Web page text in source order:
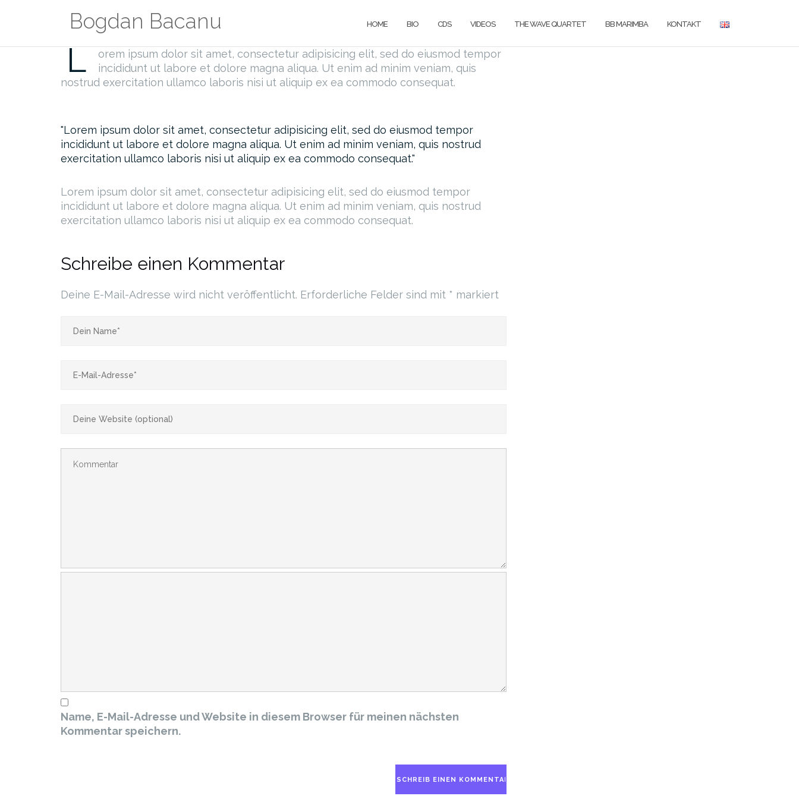
Bogdan Bacanu HOME BIO CDS VIDEOS THE WAVE QUARTET BB MARIMBA KONTAKT
UNCATEGORIZED
L
orem ipsum dolor sit amet, consectetur adipisicing elit, sed do eiusmod tempor
incididunt ut labore et dolore magna aliqua. Ut enim ad minim veniam, quis
nostrud exercitation ullamco laboris nisi ut aliquip ex ea commodo consequat.
Lorem ipsum dolor sit amet, consectetur adipisicing elit, sed do eiusmod tempor
incididunt ut labore et dolore magna aliqua. Ut enim ad minim veniam, quis nostrud
exercitation ullamco laboris nisi ut aliquip ex ea commodo consequat.
Lorem ipsum dolor sit amet, consectetur adipisicing elit, sed do eiusmod tempor
incididunt ut labore et dolore magna aliqua. Ut enim ad minim veniam, quis nostrud
exercitation ullamco laboris nisi ut aliquip ex ea commodo consequat.
Schreibe einen Kommentar
Deine E-Mail-Adresse wird nicht veröffentlicht. Erforderliche Felder sind mit * markiert
Name, E-Mail-Adresse und Website in diesem Browser für meinen nächsten
Kommentar speichern.